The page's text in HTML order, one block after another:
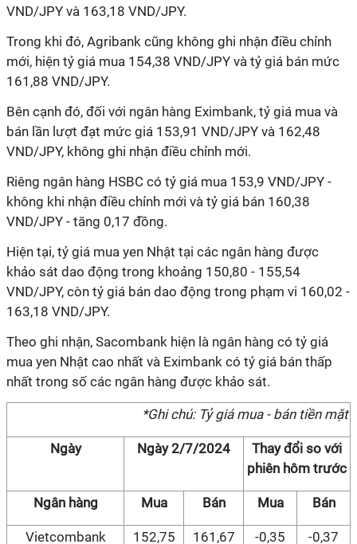
VND/JPY và 163,18 VND/JPY.
Trong khi đó, Agribank cũng không ghi nhận điều chỉnh
mới, hiện tỷ giá mua 154,38 VND/JPY và tỷ giá bán mức
161,88 VND/JPY.
Bên cạnh đó, đối với ngân hàng Eximbank, tỷ giá mua và
bán lần lượt đạt mức giá 153,91 VND/JPY và 162,48
VND/JPY, không ghi nhận điều chỉnh mới.
Riêng ngân hàng HSBC có tỷ giá mua 153,9 VND/JPY -
không khi nhận điều chỉnh mới và tỷ giá bán 160,38
VND/JPY - tăng 0,17 đồng.
Hiện tại, tỷ giá mua yen Nhật tại các ngân hàng được
khảo sát dao động trong khoảng 150,80 - 155,54
VND/JPY, còn tỷ giá bán dao động trong phạm vi 160,02 -
163,18 VND/JPY.
Theo ghi nhận, Sacombank hiện là ngân hàng có tỷ giá
mua yen Nhật cao nhất và Eximbank có tỷ giá bán thấp
nhất trong số các ngân hàng được khảo sát.
*Ghi chú: Tỷ giá mua - bán tiền mặt
Ngày Ngày 2/7/2024
Thay đổi so với
phiên hôm trước
Ngân hàng Mua Bán Mua Bán
Vietcombank 152,75 161,67 -0,35 -0,37